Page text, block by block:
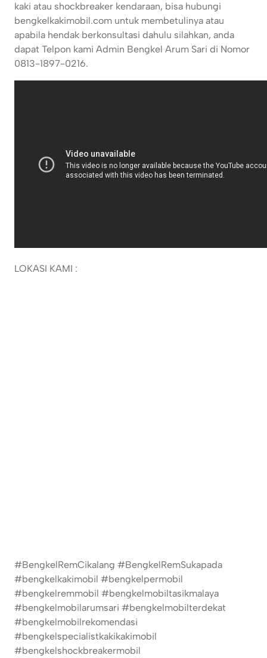
kaki atau shockbreaker kendaraan, bisa hubungi
bengkelkakimobil.com untuk membetulinya atau
apabila hendak berkonsultasi dahulu silahkan, anda
dapat Telpon kami Admin Bengkel Arum Sari di Nomor
0813-1897-0216.
LOKASI KAMI :
#BengkelRemCikalang #BengkelRemSukapada
#bengkelkakimobil #bengkelpermobil
#bengkelremmobil #bengkelmobiltasikmalaya
#bengkelmobilarumsari #bengkelmobilterdekat
#bengkelmobilrekomendasi
#bengkelspecialistkakikakimobil
#bengkelshockbreakermobil